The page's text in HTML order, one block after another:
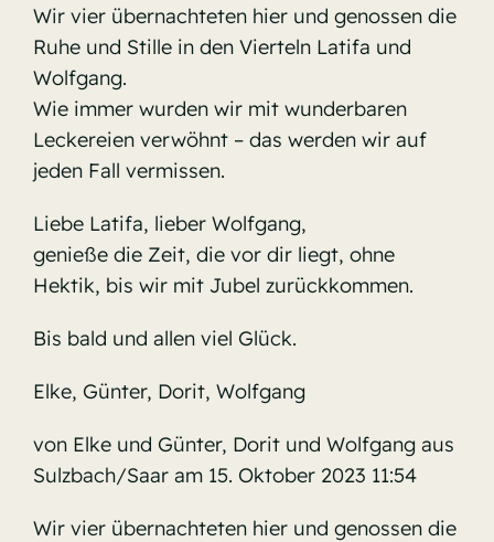
Wir vier übernachteten hier und genossen die
Ruhe und Stille in den Vierteln Latifa und
Wolfgang.
Wie immer wurden wir mit wunderbaren
Leckereien verwöhnt – das werden wir auf
jeden Fall vermissen.
Liebe Latifa, lieber Wolfgang,
genieße die Zeit, die vor dir liegt, ohne
Hektik, bis wir mit Jubel zurückkommen.
Bis bald und allen viel Glück.
Elke, Günter, Dorit, Wolfgang
von Elke und Günter, Dorit und Wolfgang aus
Sulzbach/Saar am 15. Oktober 2023 11:54
Wir vier übernachteten hier und genossen die